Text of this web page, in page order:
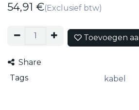
54,91 €(Exclusief btw)
Toevoegen
Share
Tags
kabel